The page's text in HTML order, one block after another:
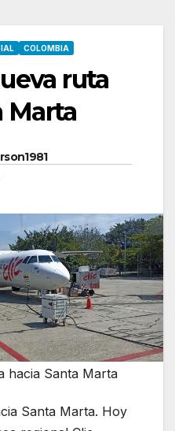
COLOMBIA
ruta
Marta
hacia Santa Marta
Santa Marta. Hoy